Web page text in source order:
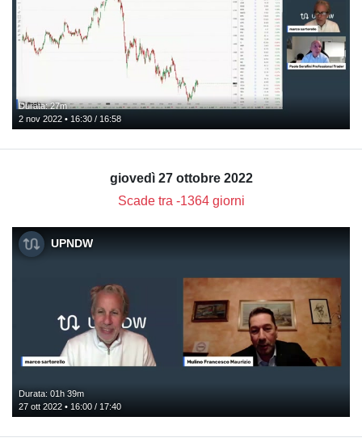
Durata: 27m
2 nov 2022 • 16:30 / 16:58
giovedì 27 ottobre 2022
Scade tra -1364 giorni
UPNDW
Durata: 01h 39m
27 ott 2022 • 16:00 / 17:40